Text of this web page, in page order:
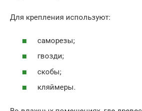
Для крепления используют:
саморезы;
гвозди;
скобы;
кляймеры.